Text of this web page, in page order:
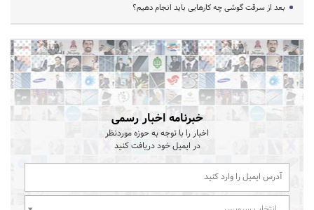
بعد از سرقت گوشی چه کارهایی باید انجام دهیم؟
خبرنامه اخبار رسمی
اخبار را با توجه به حوزه موردنظر
در ایمیل خود دریافت کنید